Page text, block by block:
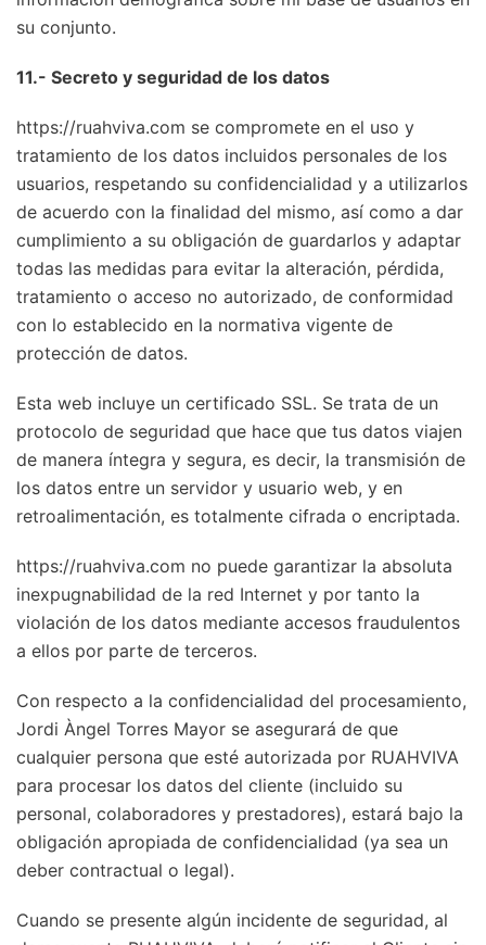
su conjunto.
11.- Secreto y seguridad de los datos
https://ruahviva.com se compromete en el uso y
tratamiento de los datos incluidos personales de los
usuarios, respetando su confidencialidad y a utilizarlos
de acuerdo con la finalidad del mismo, así como a dar
cumplimiento a su obligación de guardarlos y adaptar
todas las medidas para evitar la alteración, pérdida,
tratamiento o acceso no autorizado, de conformidad
con lo establecido en la normativa vigente de
protección de datos.
Esta web incluye un certificado SSL. Se trata de un
protocolo de seguridad que hace que tus datos viajen
de manera íntegra y segura, es decir, la transmisión de
los datos entre un servidor y usuario web, y en
retroalimentación, es totalmente cifrada o encriptada.
https://ruahviva.com no puede garantizar la absoluta
inexpugnabilidad de la red Internet y por tanto la
violación de los datos mediante accesos fraudulentos
a ellos por parte de terceros.
Con respecto a la confidencialidad del procesamiento,
Jordi Àngel Torres Mayor se asegurará de que
cualquier persona que esté autorizada por RUAHVIVA
para procesar los datos del cliente (incluido su
personal, colaboradores y prestadores), estará bajo la
obligación apropiada de confidencialidad (ya sea un
deber contractual o legal).
Cuando se presente algún incidente de seguridad, al